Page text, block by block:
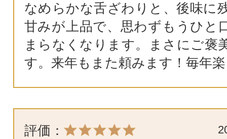
なめらかな舌ざわりと、後味に
甘みが上品で、思わずもうひと
まらなくなります。まさにご褒
す。来年もまた頼みます！毎年
評価：